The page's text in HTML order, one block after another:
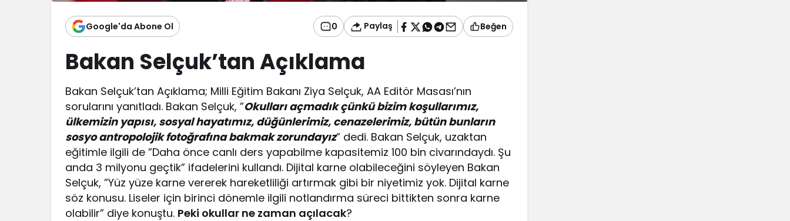
Google'da Abone Ol 0 Paylaş Beğen
Bakan Selçuk’tan Açıklama
Bakan Selçuk’tan Açıklama; Milli Eğitim Bakanı Ziya Selçuk, AA Editör Masası’nın
sorularını yanıtladı. Bakan Selçuk, ”Okulları açmadık çünkü bizim koşullarımız,
ülkemizin yapısı, sosyal hayatımız, düğünlerimiz, cenazelerimiz, bütün bunların
sosyo antropolojik fotoğrafına bakmak zorundayız” dedi. Bakan Selçuk, uzaktan
eğitimle ilgili de ”Daha önce canlı ders yapabilme kapasitemiz 100 bin civarındaydı. Şu
anda 3 milyonu geçtik” ifadelerini kullandı. Dijital karne olabileceğini söyleyen Bakan
Selçuk, ”Yüz yüze karne vererek hareketliliği artırmak gibi bir niyetimiz yok. Dijital karne
söz konusu. Liseler için birinci dönemle ilgili notlandırma süreci bittikten sonra karne
olabilir” diye konuştu. Peki okullar ne zaman açılacak?